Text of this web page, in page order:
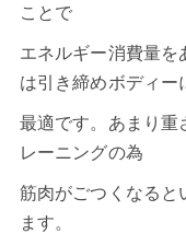
ことで
エネルギー消費量を
は引き締めボディー
最適です。あまり重
レーニングの為
筋肉がごつくなると
ます。